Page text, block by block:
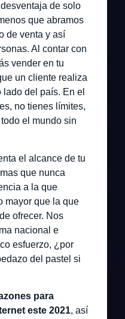
de solo
que abramos
de venta y así
Al contar con
vender en tu
un cliente realiza
del país. En el
no tienes límites,
el mundo sin
el alcance de tu
que nunca
a la que
mayor que la que
ofrecer. Nos
nacional e
esfuerzo, ¿por
del pastel si
para
este 2021, así